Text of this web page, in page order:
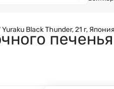
Black Thunder, 21 г, Япония